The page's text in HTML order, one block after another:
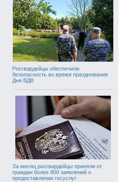
Росгвардейцы обеспечили
безопасность во время празднования
Дня ВДВ
За месяц росгвардейцы приняли от
граждан более 800 заявлений о
предоставлении госуслуг